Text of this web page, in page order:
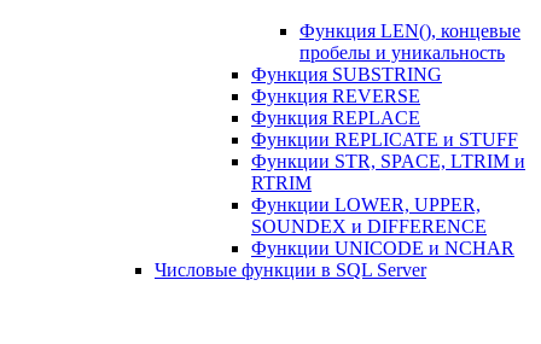
Функция LEN(), концевые
пробелы и уникальность
Функция SUBSTRING
Функция REVERSE
Функция REPLACE
Функции REPLICATE и STUFF
Функции STR, SPACE, LTRIM и
RTRIM
Функции LOWER, UPPER,
SOUNDEX и DIFFERENCE
Функции UNICODE и NCHAR
Числовые функции в SQL Server